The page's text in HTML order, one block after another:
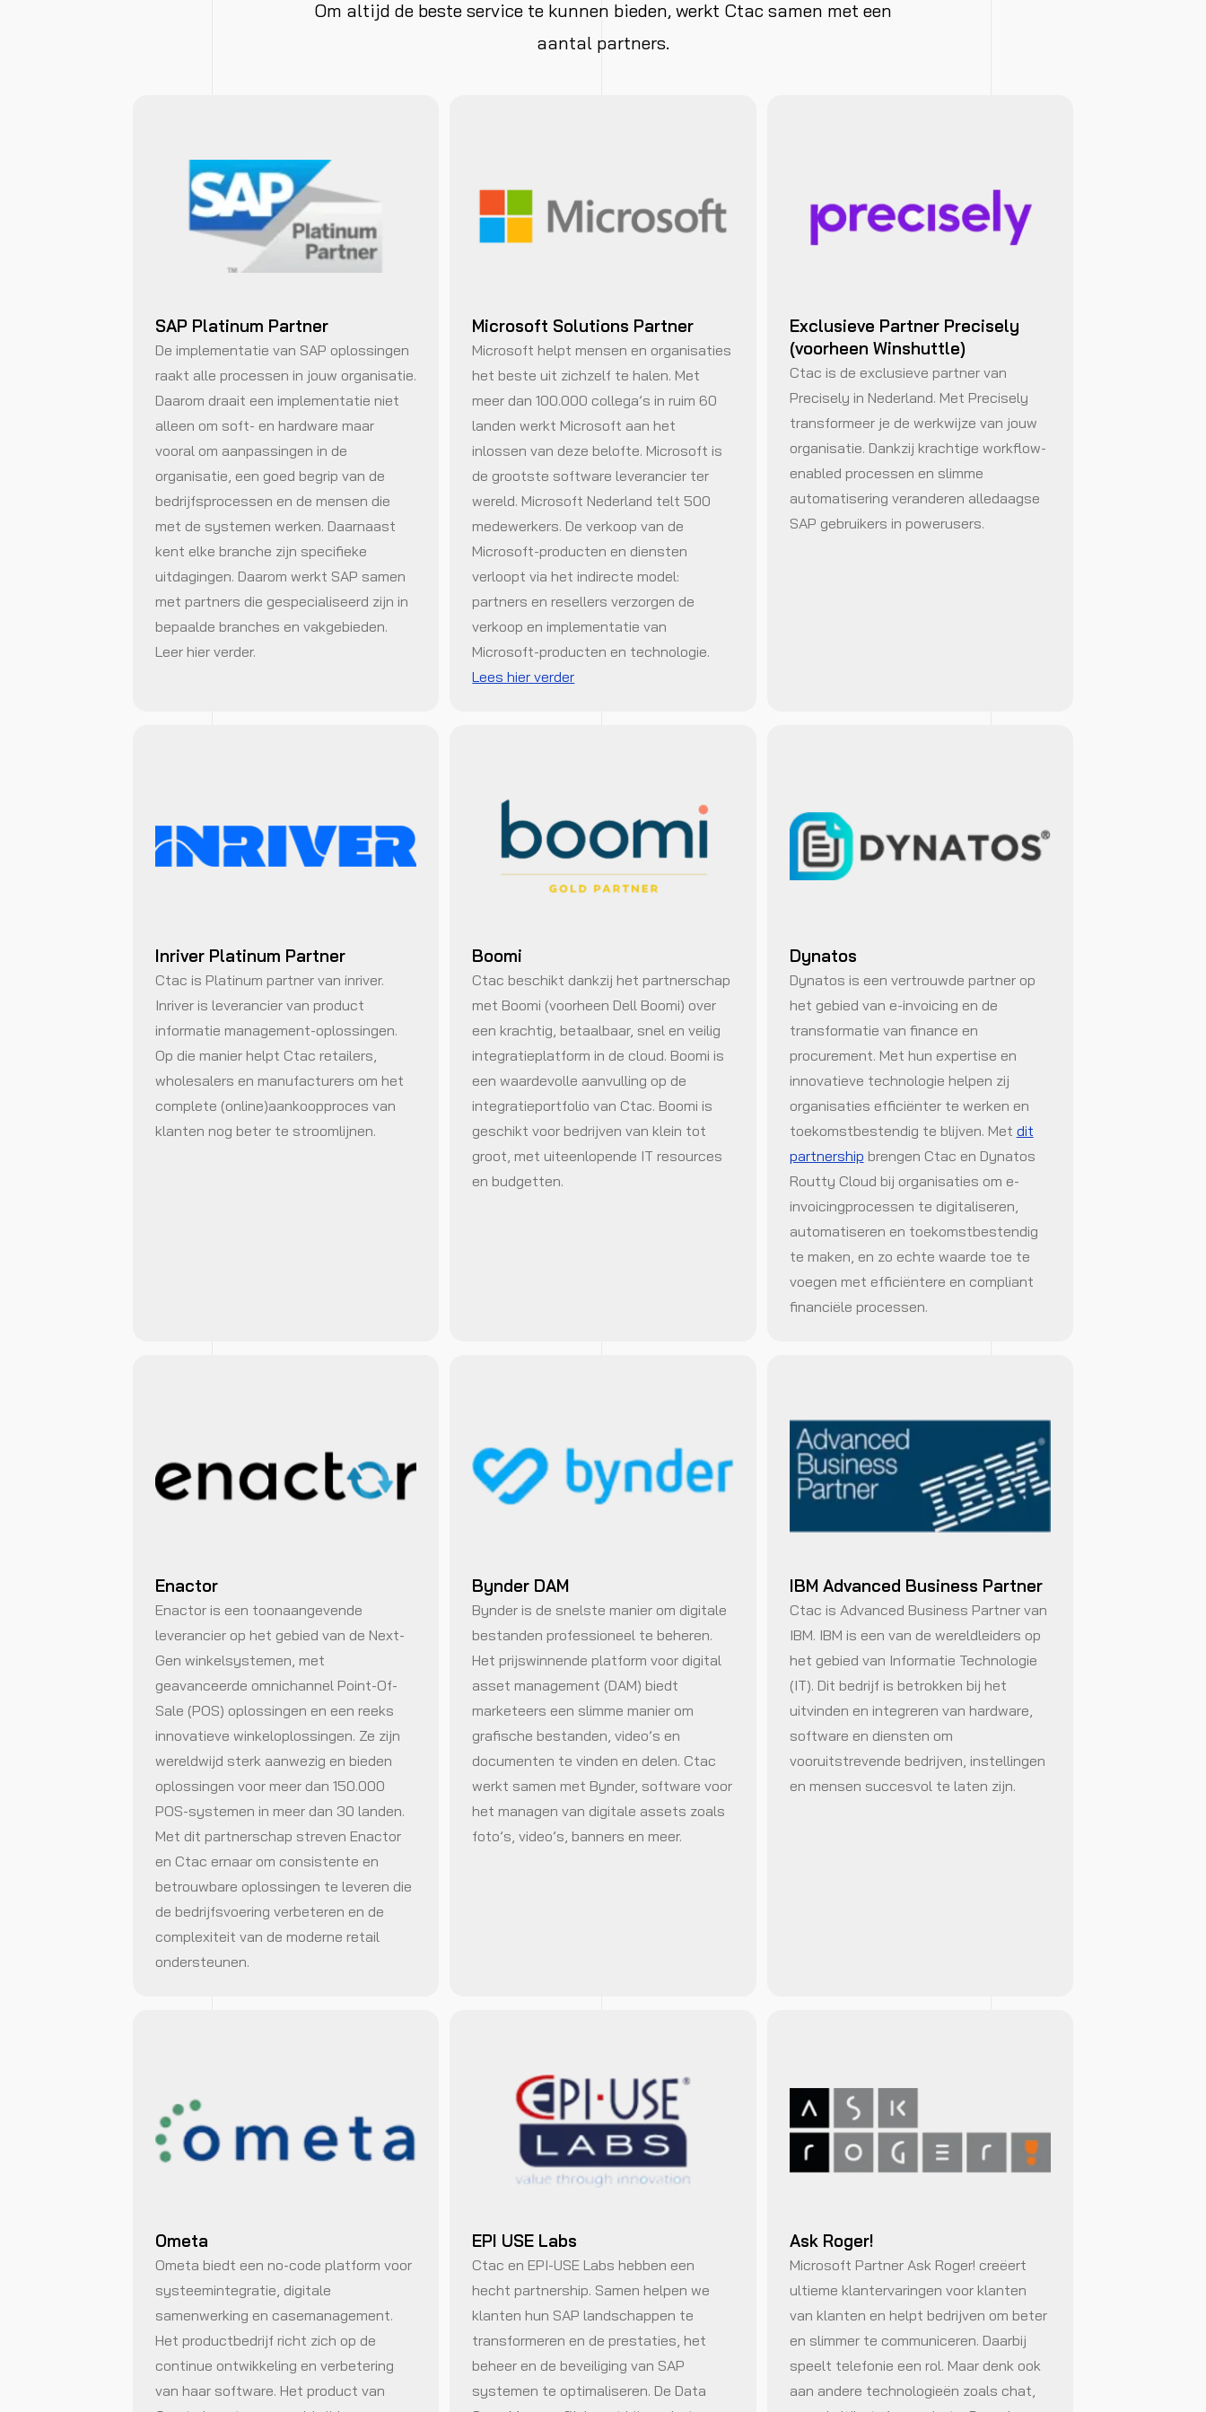
Om altijd de beste service te kunnen bieden, werkt Ctac samen met een
aantal partners.
SAP Platinum Partner
De implementatie van SAP oplossingen
raakt alle processen in jouw organisatie.
Daarom draait een implementatie niet
alleen om soft- en hardware maar
vooral om aanpassingen in de
organisatie, een goed begrip van de
bedrijfsprocessen en de mensen die
met de systemen werken. Daarnaast
kent elke branche zijn specifieke
uitdagingen. Daarom werkt SAP samen
met partners die gespecialiseerd zijn in
bepaalde branches en vakgebieden.
Leer hier verder.
Microsoft Solutions Partner
Microsoft helpt mensen en organisaties
het beste uit zichzelf te halen. Met
meer dan 100.000 collega’s in ruim 60
landen werkt Microsoft aan het
inlossen van deze belofte. Microsoft is
de grootste software leverancier ter
wereld. Microsoft Nederland telt 500
medewerkers. De verkoop van de
Microsoft-producten en diensten
verloopt via het indirecte model:
partners en resellers verzorgen de
verkoop en implementatie van
Microsoft-producten en technologie.
Lees hier verder
Exclusieve Partner Precisely
(voorheen Winshuttle)
Ctac is de exclusieve partner van
Precisely in Nederland. Met Precisely
transformeer je de werkwijze van jouw
organisatie. Dankzij krachtige workflow-
enabled processen en slimme
automatisering veranderen alledaagse
SAP gebruikers in powerusers.
Inriver Platinum Partner
Ctac is Platinum partner van inriver.
Inriver is leverancier van product
informatie management-oplossingen.
Op die manier helpt Ctac retailers,
wholesalers en manufacturers om het
complete (online)aankoopproces van
klanten nog beter te stroomlijnen.
Boomi
Ctac beschikt dankzij het partnerschap
met Boomi (voorheen Dell Boomi) over
een krachtig, betaalbaar, snel en veilig
integratieplatform in de cloud. Boomi is
een waardevolle aanvulling op de
integratieportfolio van Ctac. Boomi is
geschikt voor bedrijven van klein tot
groot, met uiteenlopende IT resources
en budgetten.
Dynatos
Dynatos is een vertrouwde partner op
het gebied van e-invoicing en de
transformatie van finance en
procurement. Met hun expertise en
innovatieve technologie helpen zij
organisaties efficiënter te werken en
toekomstbestendig te blijven. Met dit
partnership brengen Ctac en Dynatos
Routty Cloud bij organisaties om e-
invoicingprocessen te digitaliseren,
automatiseren en toekomstbestendig
te maken, en zo echte waarde toe te
voegen met efficiëntere en compliant
financiële processen.
Enactor
Enactor is een toonaangevende
leverancier op het gebied van de Next-
Gen winkelsystemen, met
geavanceerde omnichannel Point-Of-
Sale (POS) oplossingen en een reeks
innovatieve winkeloplossingen. Ze zijn
wereldwijd sterk aanwezig en bieden
oplossingen voor meer dan 150.000
POS-systemen in meer dan 30 landen.
Met dit partnerschap streven Enactor
en Ctac ernaar om consistente en
betrouwbare oplossingen te leveren die
de bedrijfsvoering verbeteren en de
complexiteit van de moderne retail
ondersteunen.
Bynder DAM
Bynder is de snelste manier om digitale
bestanden professioneel te beheren.
Het prijswinnende platform voor digital
asset management (DAM) biedt
marketeers een slimme manier om
grafische bestanden, video’s en
documenten te vinden en delen. Ctac
werkt samen met Bynder, software voor
het managen van digitale assets zoals
foto’s, video’s, banners en meer.
IBM Advanced Business Partner
Ctac is Advanced Business Partner van
IBM. IBM is een van de wereldleiders op
het gebied van Informatie Technologie
(IT). Dit bedrijf is betrokken bij het
uitvinden en integreren van hardware,
software en diensten om
vooruitstrevende bedrijven, instellingen
en mensen succesvol te laten zijn.
Ometa
Ometa biedt een no-code platform voor
systeemintegratie, digitale
samenwerking en casemanagement.
Het productbedrijf richt zich op de
continue ontwikkeling en verbetering
van haar software. Het product van
EPI USE Labs
Ctac en EPI-USE Labs hebben een
hecht partnership. Samen helpen we
klanten hun SAP landschappen te
transformeren en de prestaties, het
beheer en de beveiliging van SAP
systemen te optimaliseren. De Data
Ask Roger!
Microsoft Partner Ask Roger! creëert
ultieme klantervaringen voor klanten
van klanten en helpt bedrijven om beter
en slimmer te communiceren. Daarbij
speelt telefonie een rol. Maar denk ook
aan andere technologieën zoals chat,